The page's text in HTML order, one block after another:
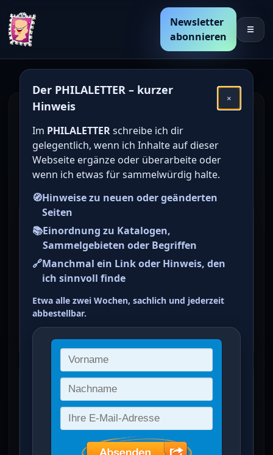
Newsletter
abonnieren
☰
Der PHILALETTER – kurzer
Hinweis
×
Im PHILALETTERschreibe ich dir
gelegentlich, wenn ich Inhalte auf dieser
Webseite ergänze oder überarbeite oder
wenn ich etwas für sammelwürdig halte.
🧭Hinweise zu neuen oder geänderten
Seiten
📚Einordnung zu Katalogen,
Sammelgebieten oder Begriffen
🔗Manchmal ein Link oder Hinweis, den
ich sinnvoll finde
Etwa alle zwei Wochen, sachlich und jederzeit
abbestellbar.
Den Katalogwert von
deutschen Briefmarken
online bestimmen /
ermitteln
Briefmarke zu Deutsches
Reich (DR) Deutsche
Gewerbeschau in München 1
1/4 M karminrot bis
dunkellilarot
ein Treffer von 6
Deutsche Gewerbeschau in München
1 1/4 M)